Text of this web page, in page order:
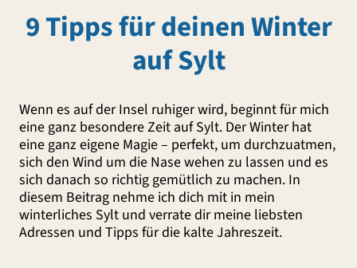
9 Tipps für deinen Winter
auf Sylt
Wenn es auf der Insel ruhiger wird, beginnt für mich
eine ganz besondere Zeit auf Sylt. Der Winter hat
eine ganz eigene Magie – perfekt, um durchzuatmen,
sich den Wind um die Nase wehen zu lassen und es
sich danach so richtig gemütlich zu machen. In
diesem Beitrag nehme ich dich mit in mein
winterliches Sylt und verrate dir meine liebsten
Adressen und Tipps für die kalte Jahreszeit.